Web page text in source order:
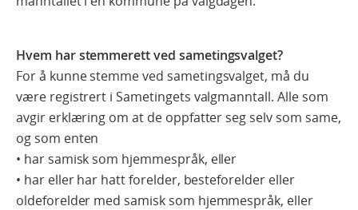
Hvem har stemmerett ved sametingsvalget?
For å kunne stemme ved sametingsvalget, må du
være registrert i Sametingets valgmanntall. Alle som
avgir erklæring om at de oppfatter seg selv som same,
og som enten
• har samisk som hjemmespråk, eller
• har eller har hatt forelder, besteforelder eller
oldeforelder med samisk som hjemmespråk, eller